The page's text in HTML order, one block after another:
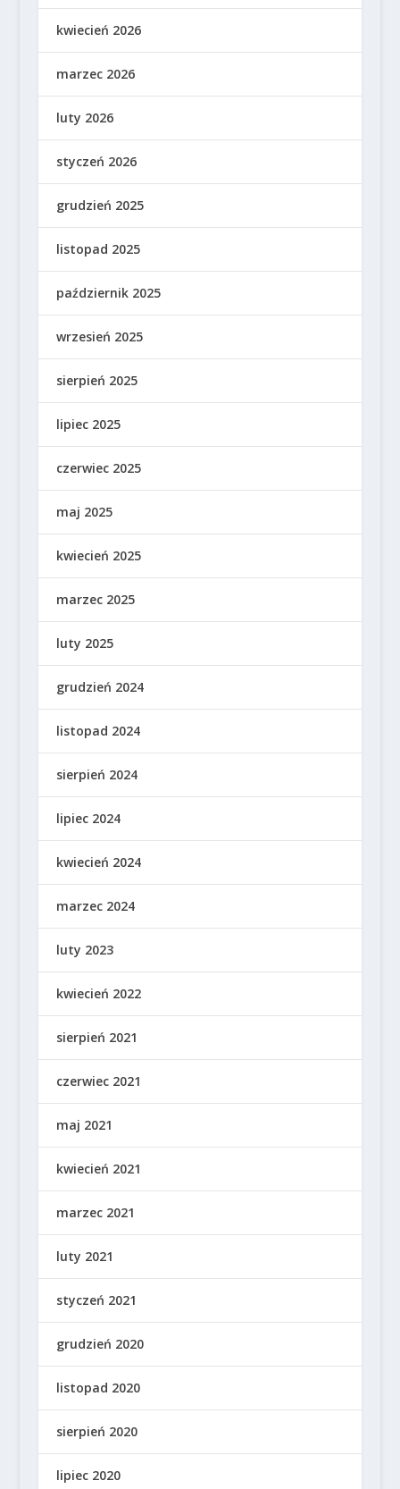
kwiecień 2026
marzec 2026
luty 2026
styczeń 2026
grudzień 2025
listopad 2025
październik 2025
wrzesień 2025
sierpień 2025
lipiec 2025
czerwiec 2025
maj 2025
kwiecień 2025
marzec 2025
luty 2025
grudzień 2024
listopad 2024
sierpień 2024
lipiec 2024
kwiecień 2024
marzec 2024
luty 2023
kwiecień 2022
sierpień 2021
czerwiec 2021
maj 2021
kwiecień 2021
marzec 2021
luty 2021
styczeń 2021
grudzień 2020
listopad 2020
sierpień 2020
lipiec 2020